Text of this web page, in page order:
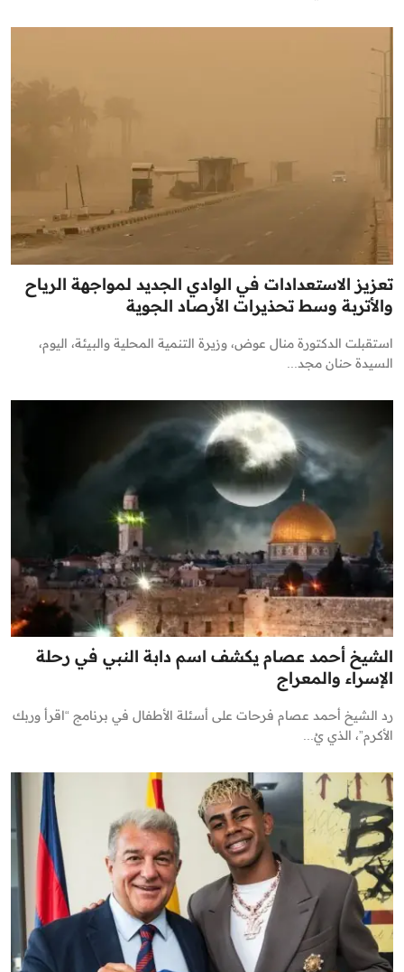
تعزيز الاستعدادات في الوادي الجديد لمواجهة الرياح
والأتربة وسط تحذيرات الأرصاد الجوية
استقبلت الدكتورة منال عوض، وزيرة التنمية المحلية والبيئة، اليوم،
السيدة حنان مجد...
الشيخ أحمد عصام يكشف اسم دابة النبي في رحلة
الإسراء والمعراج
رد الشيخ أحمد عصام فرحات على أسئلة الأطفال في برنامج “اقرأ وربك
الأكرم”، الذي يُ...